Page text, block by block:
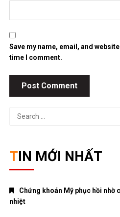
Save my name, email, and
time I comment.
Search
TIN MỚI NHẤT
Chứng khoán Mỹ phục hồi nhờ
nhiệt